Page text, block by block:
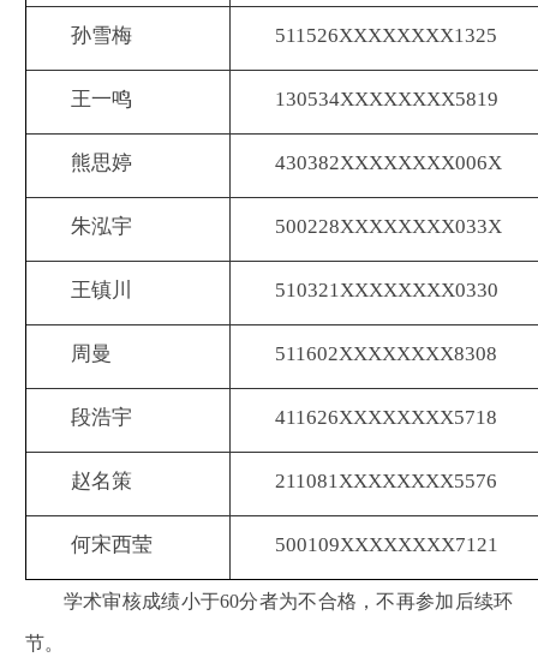
孙雪梅 511526XXXXXXXX1325
王一鸣 130534XXXXXXXX5819
熊思婷 430382XXXXXXXX006X
朱泓宇 500228XXXXXXXX033X
王镇川 510321XXXXXXXX0330
周曼 511602XXXXXXXX8308
段浩宇 411626XXXXXXXX5718
赵名策 211081XXXXXXXX5576
何宋西莹 500109XXXXXXXX7121
学术审核成绩小于60分者为不合格，不再参加后续环
节。